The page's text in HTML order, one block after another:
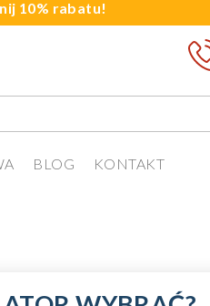
10% rabatu!
BLOG KONTAKT